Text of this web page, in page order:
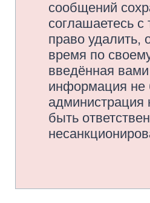
сообщений
соглашаетесь
право удалить,
время по
введённая
информация не
быть